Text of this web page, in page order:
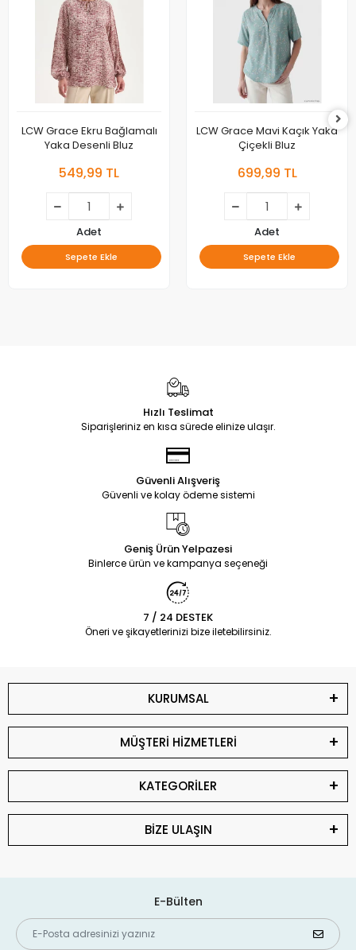
LCW Grace Ekru Bağlamalı
Yaka Desenli Bluz
549,99 TL
Adet
Sepete Ekle
LCW Grace Mavi Kaçık Yaka
Çiçekli Bluz
699,99 TL
Adet
Sepete Ekle
Hızlı Teslimat
Siparişleriniz en kısa sürede elinize ulaşır.
Güvenli Alışveriş
Güvenli ve kolay ödeme sistemi
Geniş Ürün Yelpazesi
Binlerce ürün ve kampanya seçeneği
7 / 24 DESTEK
Öneri ve şikayetlerinizi bize iletebilirsiniz.
KURUMSAL
MÜŞTERİ HİZMETLERİ
KATEGORİLER
BİZE ULAŞIN
E-Bülten